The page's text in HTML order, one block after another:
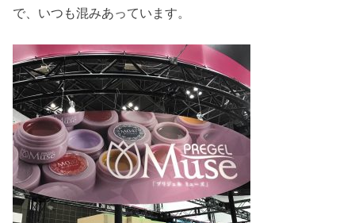
で、いつも混みあっています。